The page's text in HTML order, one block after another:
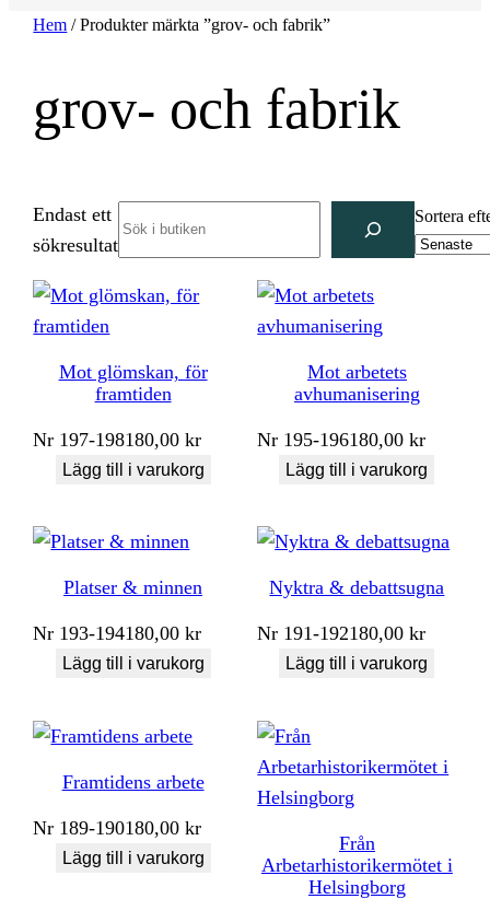
Hem / Produkter märkta ”grov- och fabrik”
grov- och fabrik
Endast ett
sökresultat
Sortera
Mot glömskan, för
framtiden
Nr 197-198180,00kr
Lägg till i varukorg
Mot arbetets
avhumanisering
Nr 195-196180,00kr
Lägg till i varukorg
Platser & minnen
Nr 193-194180,00kr
Lägg till i varukorg
Nyktra & debattsugna
Nr 191-192180,00kr
Lägg till i varukorg
Framtidens arbete
Nr 189-190180,00kr
Lägg till i varukorg
Från
Arbetarhistorikermötet i
Helsingborg